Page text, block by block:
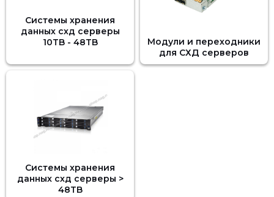
Системы хранения
данных схд серверы
10TB - 48TB
Модули и переходники
для СХД серверов
Системы хранения
данных схд серверы >
48TB